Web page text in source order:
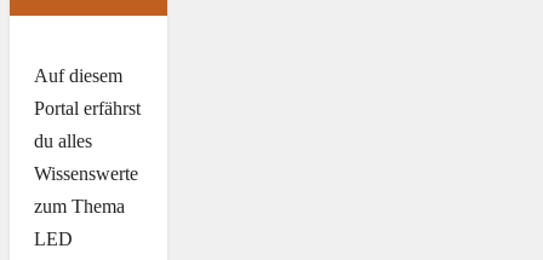
Auf diesem
Portal erfährst
du alles
Wissenswerte
zum Thema
LED